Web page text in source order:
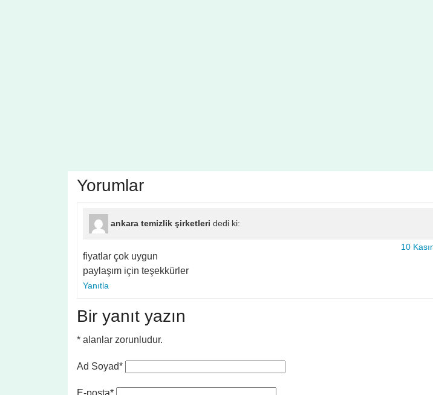
Yorumlar
ankara temizlik şirketleri dedi ki:
10
fiyatlar çok uygun
paylaşım için teşekkürler
Yanıtla
Bir yanıt yazın
* alanlar zorunludur.
Ad Soyad*
E-posta*